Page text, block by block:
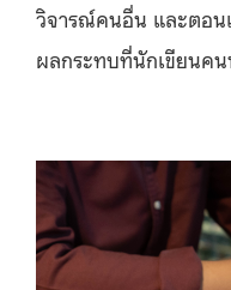
วิจารณ์คนอื่น และตอน
ผลกระทบที่นักเขียนค